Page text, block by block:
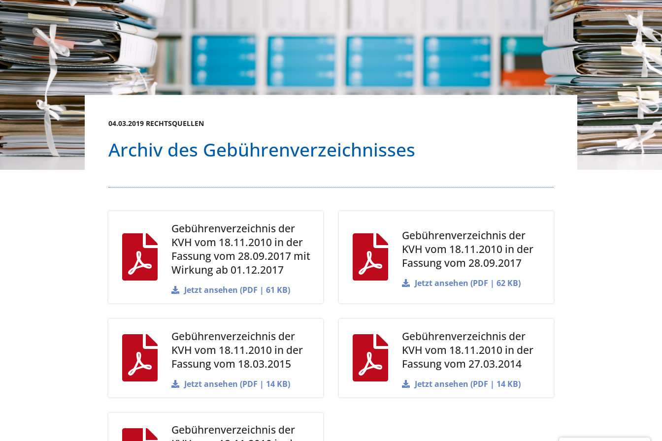
04.03.2019 RECHTSQUELLEN
Archiv des Gebührenverzeichnisses
Gebührenverzeichnis der
KVH vom 18.11.2010 in der
Fassung vom 28.09.2017 mit
Wirkung ab 01.12.2017
Jetzt ansehen (PDF | 61 KB)
Gebührenverzeichnis der
KVH vom 18.11.2010 in der
Fassung vom 28.09.2017
Jetzt ansehen (PDF | 62 KB)
Gebührenverzeichnis der
KVH vom 18.11.2010 in der
Fassung vom 18.03.2015
Jetzt ansehen (PDF | 14 KB)
Gebührenverzeichnis der
KVH vom 18.11.2010 in der
Fassung vom 27.03.2014
Jetzt ansehen (PDF | 14 KB)
Gebührenverzeichnis der